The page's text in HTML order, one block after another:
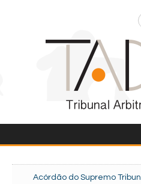
Acórdão do Supremo